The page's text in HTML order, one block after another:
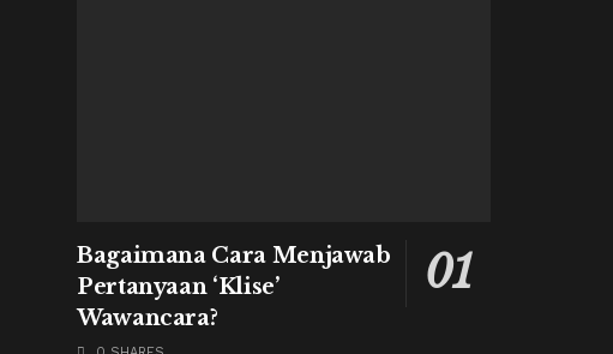
Bagaimana Cara Menjawab
Pertanyaan ‘Klise’
Wawancara?